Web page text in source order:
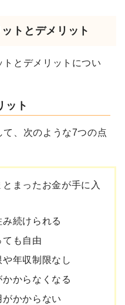
トとデメリット
とデメリットについ
ット
て、次のような7つの点
まったお金が手に入
続けられる
も自由
年収制限なし
からなくなる
かからない